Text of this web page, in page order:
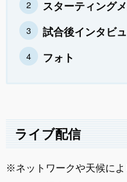
スターティング
試合後インタビ
フォト
ライブ配信
※ネットワークや天候に